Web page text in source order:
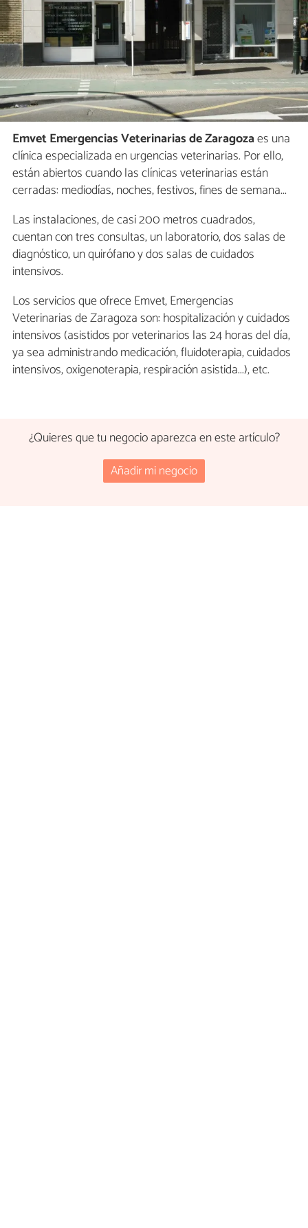
Emvet Emergencias Veterinarias de Zaragozaes una
clínica especializada en urgencias veterinarias. Por ello,
están abiertos cuando las clínicas veterinarias están
cerradas: mediodías, noches, festivos, fines de semana...
Las instalaciones, de casi 200 metros cuadrados,
cuentan con tres consultas, un laboratorio, dos salas de
diagnóstico, un quirófano y dos salas de cuidados
intensivos.
Los servicios que ofrece Emvet, Emergencias
Veterinarias de Zaragoza son: hospitalización y cuidados
intensivos (asistidos por veterinarios las 24 horas del día,
ya sea administrando medicación, fluidoterapia, cuidados
intensivos, oxigenoterapia, respiración asistida...), etc.
¿Quieres que tu negocio aparezca en este artículo?
Añadir mi negocio